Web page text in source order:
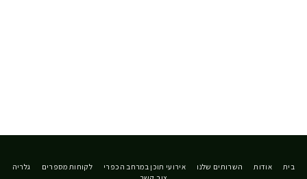
בית אודות השרותים שלנו אירועי תוכן במרחב הכפרי לקוחות מספרים
גלריה